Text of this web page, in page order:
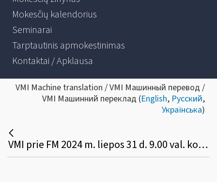
Mokesčių kalendorius
Seminarai
Tarptautinis apmokestinimas
Kontaktai / Apklausa
VMI Machine translation / VMI Машинный перевод /
VMI Машинний переклад (English, Русский,
Українська)
VMI prie FM 2024 m. liepos 31 d. 9.00 val. konkurso būdu parduoda valstybei perduota transporto priemonę: